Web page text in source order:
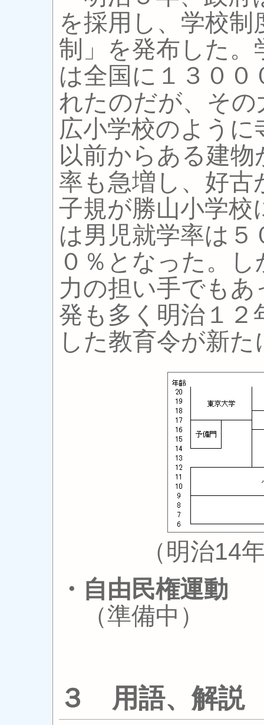
を採用し、学校
制」を発布した。
は全国に１３０
れたのだが、そ
広小学校のよう
以前からある建
率も急増し、好古
子規が勝山小学校
は男児就学率は５
０％となった。
力の担い手でも
発も多く明治１２
した教育令が新
（明治14
・自由民権運動
（準備中）
３ 用語、解説